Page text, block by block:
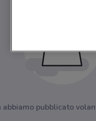
pubblicato